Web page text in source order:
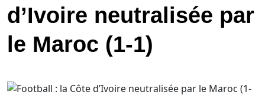
d’Ivoire neutralisée par
le Maroc (1-1)